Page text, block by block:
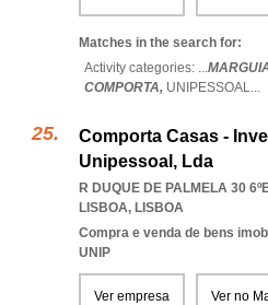
Matches in the search for:
Activity categories: ...
COMPORTA, UNIPESSOAL...
Comporta Casas -
Unipessoal, Lda
R DUQUE DE PALMELA 30
LISBOA, LISBOA
Compra e venda de bens
UNIP
Ver empresa Ver no